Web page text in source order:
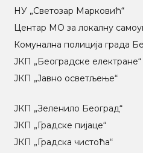
НУ „Светозар Марковић“
Центар МO за локалну
Комунална полиција града
ЈКП „Београдске електране“
ЈКП „Јавно осветљење“
ЈКП „Зеленило Београд“
ЈКП „Градске пијаце“
ЈКП „Градска чистоћа“